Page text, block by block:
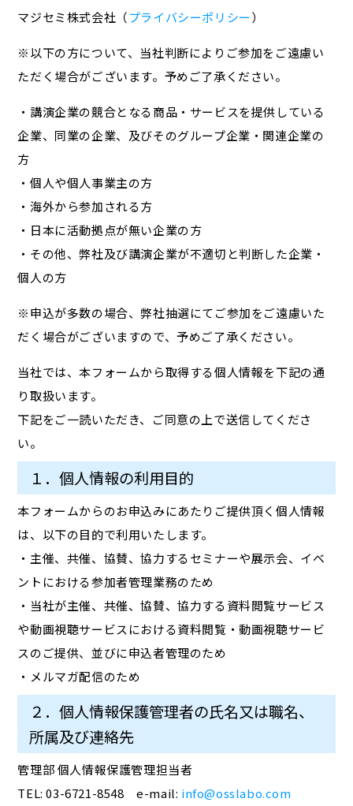
マジセミ株式会社（プライバシーポリシー）
※以下の方について、当社判断によりご参加をご遠慮い
ただく場合がございます。予めご了承ください。
・講演企業の競合となる商品・サービスを提供している
企業、同業の企業、及びそのグループ企業・関連企業の
方
・個人や個人事業主の方
・海外から参加される方
・日本に活動拠点が無い企業の方
・その他、弊社及び講演企業が不適切と判断した企業・
個人の方
※申込が多数の場合、弊社抽選にてご参加をご遠慮いた
だく場合がございますので、予めご了承ください。
当社では、本フォームから取得する個人情報を下記の通
り取扱います。
下記をご一読いただき、ご同意の上で送信してくださ
い。
１．個人情報の利用目的
本フォームからのお申込みにあたりご提供頂く個人情報
は、以下の目的で利用いたします。
・主催、共催、協賛、協力するセミナーや展示会、イベ
ントにおける参加者管理業務のため
・当社が主催、共催、協賛、協力する資料閲覧サービス
や動画視聴サービスにおける資料閲覧・動画視聴サービ
スのご提供、並びに申込者管理のため
・メルマガ配信のため
２．個人情報保護管理者の氏名又は職名、
所属及び連絡先
管理部 個人情報保護管理担当者
TEL: 03-6721-8548 e-mail: info@osslabo.com